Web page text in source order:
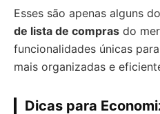
Esses são apenas alguns
de lista de compras do
funcionalidades únicas
mais organizadas e
Dicas para